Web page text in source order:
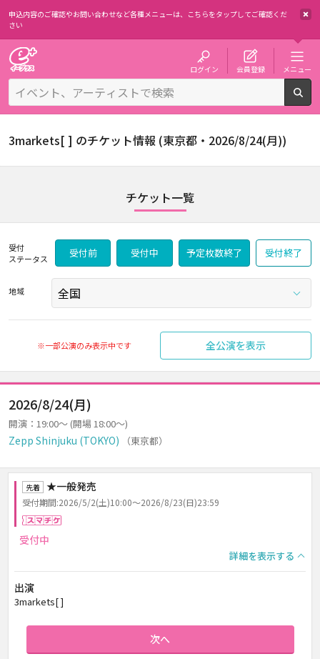
申込内容のご確認やお問い合わせなど各種メニューは、 こちらをタップしてご確認くだ
さい
ログイン 会員登録 メニュー
3markets[ ] のチケット情報 (東京都・2026/8/24(月))
チケット一覧
受付
ステータス
受付前 受付中 予定枚数終了 受付終了
地域
※一部公演のみ表示中です 全公演を表示
2026/8/24(月)
開演：19:00～ (開場 18:00～)
Zepp Shinjuku (TOKYO) （東京都）
先着 ★一般発売
受付期間:2026/5/2(土)10:00～2026/8/23(日)23:59
受付中
詳細を表示する
出演
3markets[ ]
次へ